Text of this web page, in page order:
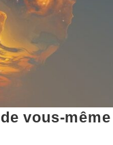
vous-même